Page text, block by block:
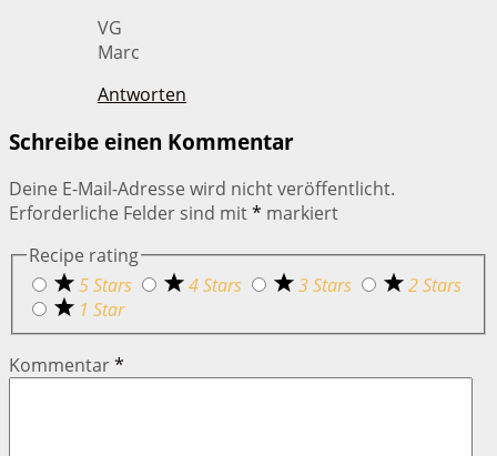
VG
Marc
Antworten
Schreibe einen Kommentar
Deine E-Mail-Adresse wird nicht veröffentlicht.
Erforderliche Felder sind mit* markiert
Recipe rating
5 Stars
4 Stars 3 Stars
2 Stars
1 Star
Kommentar*